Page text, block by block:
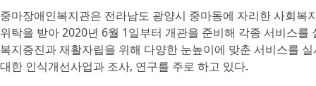
중마장애인복지관은 전라남도 광양시 중마동에 자리한 사회
위탁을 받아 2020년 6월 1일부터 개관을 준비해 각종 서비스
복지증진과 재활자립을 위해 다양한 눈높이에 맞춘 서비스를
대한 인식개선사업과 조사, 연구를 주로 하고 있다.